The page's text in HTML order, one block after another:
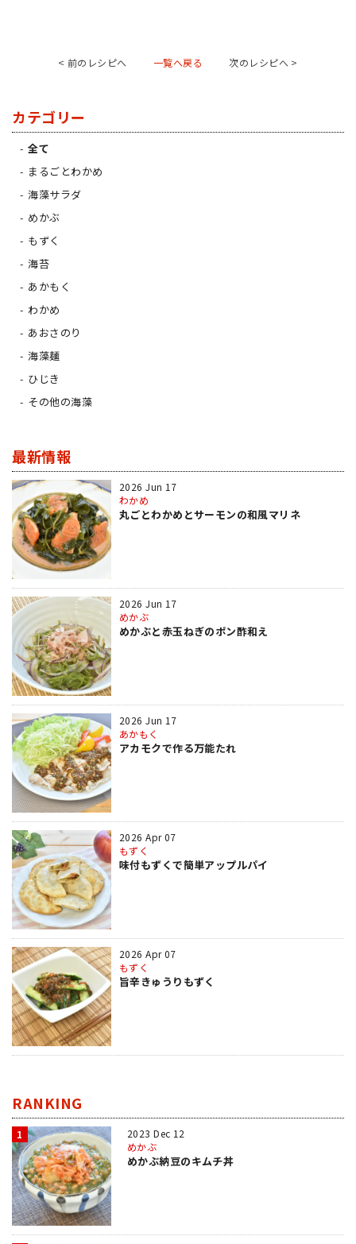
< 前のレシピへ 一覧へ戻る 次のレシピへ >
カテゴリー
全て
まるごとわかめ
海藻サラダ
めかぶ
もずく
海苔
あかもく
わかめ
あおさのり
海藻麺
ひじき
その他の海藻
最新情報
2026 Jun 17
わかめ
丸ごとわかめとサーモンの和風マリネ
2026 Jun 17
めかぶ
めかぶと赤玉ねぎのポン酢和え
2026 Jun 17
あかもく
アカモクで作る万能たれ
2026 Apr 07
もずく
味付もずくで簡単アップルパイ
2026 Apr 07
もずく
旨辛きゅうりもずく
RANKING
1
2023 Dec 12
めかぶ
めかぶ納豆のキムチ丼